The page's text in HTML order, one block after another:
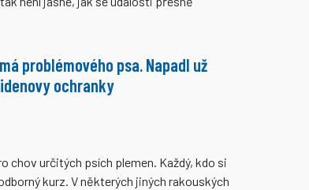
problémového psa. Napadl už
ochranky
chov určitých psích plemen. Každý, kdo si
kurz. V některých jiných rakouských